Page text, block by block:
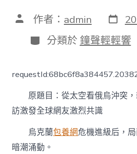
文 作者： admin 發
表
日
期
分
類
分類於 鐘聲輕輕響
原題目：從太空看俄烏沖突
訪激發全球網友激烈共識
烏克蘭包養網危機進級后，
暗潮涌動。